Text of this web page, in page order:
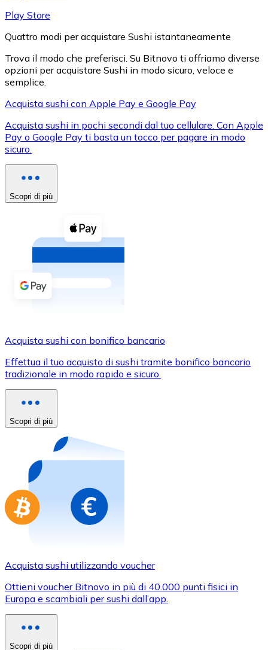
XRP
XRP
Vedi tutto
Buoni cripto
Acquista criptovalute in contanti e altri mezzi di
Acquista con contanti
Bonifico SEPA
Usa le carte Visa e Mastercard per acquistare
Acquista con carta
Acquista gift card dei tuoi marchi preferiti con
Vai al negozio di carte regalo
Play Store
Quattro modi per acquistare Sushi istantaneamente
Trova il modo che preferisci. Su Bitnovo ti offriamo diverse
opzioni per acquistare Sushi in modo sicuro, veloce e
semplice.
Acquista sushi con Apple Pay e Google Pay
Acquista sushi in pochi secondi dal tuo cellulare. Con Apple
Pay o Google Pay ti basta un tocco per pagare in modo
sicuro.
Scopri di più
Acquista sushi con bonifico bancario
Effettua il tuo acquisto di sushi tramite bonifico bancario
tradizionale in modo rapido e sicuro.
Scopri di più
Acquista sushi utilizzando voucher
Ottieni voucher Bitnovo in più di 40.000 punti fisici in
Europa e scambiali per sushi dall’app.
Scopri di più